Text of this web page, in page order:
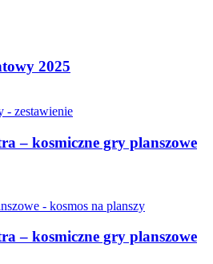
2025
– kosmiczne gry planszowe
– kosmiczne gry planszowe